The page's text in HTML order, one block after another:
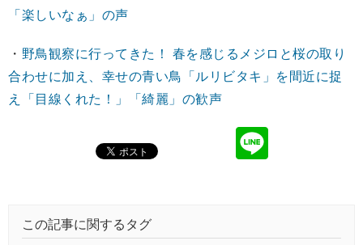
「楽しいなぁ」の声
・ 野鳥観察に行ってきた！ 春を感じるメジロと桜の取り
合わせに加え、幸せの青い鳥「ルリビタキ」を間近に捉
え「目線くれた！」「綺麗」の歓声
この記事に関するタグ